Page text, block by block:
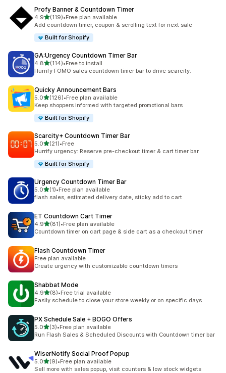
Profy Banner & Countdown Timer
4.9滿分 5 顆星
(119)
共有 119 則評價
•Free plan available
Add countdown timer, coupon & scrolling text for next sale
Built for Shopify
GA:Urgency Countdown Timer Bar
4.8滿分 5 顆星
(114)
共有 114 則評價
•Free to install
Hurrify FOMO sales countdown timer bar to drive scarcity.
Quicky Announcement Bars
5.0滿分 5 顆星
(126)
共有 126 則評價
•Free plan available
Keep shoppers informed with targeted promotional bars
Built for Shopify
Scarcity+ Countdown Timer Bar
5.0滿分 5 顆星
(21)
共有 21 則評價
•Free
Hurrify urgency: Reserve pre-checkout timer & cart timer bar
Built for Shopify
Urgency Countdown Timer Bar
5.0滿分 5 顆星
(1)
共有 1 則評價
•Free plan available
flash sales, estimated delivery date, sticky add to cart
ET Countdown Cart Timer
4.9滿分 5 顆星
(81)
共有 81 則評價
•Free plan available
Countdown timer on cart page & side cart as a checkout timer
Flash Countdown Timer
Free plan available
Create urgency with customizable countdown timers
Shabbat Mode
4.9滿分 5 顆星
(8)
共有 8 則評價
•Free trial available
Easily schedule to close your store weekly or on specific days
PX Schedule Sale + BOGO Offers
5.0滿分 5 顆星
(3)
共有 3 則評價
•Free plan available
Run Flash Sales & Scheduled Discounts with Countdown timer bar
WiserNotify Social Proof Popup
5.0滿分 5 顆星
(9)
共有 9 則評價
•Free plan available
Sell more with sales popup, visit counters & low stock widgets